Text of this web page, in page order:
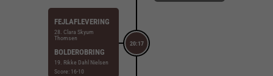
20:17
FEJLAFLEVERING
28. Clara Skyum
Thomsen
BOLDEROBRING
19. Rikke Dahl Nielsen
Score: 16-10